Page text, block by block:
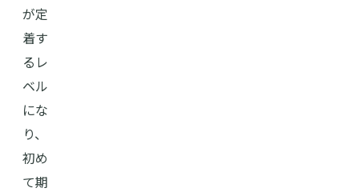
が定
着す
るレ
ベル
にな
り、
初め
て期